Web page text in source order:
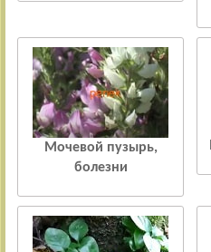
Мочевой пузырь,
болезни